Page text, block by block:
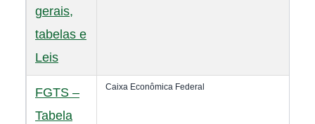
gerais,
tabelas e
Leis
FGTS –
Tabela
Caixa Econômica Federal